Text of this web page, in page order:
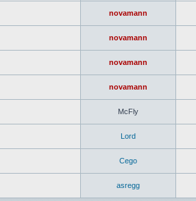
novamann
novamann
novamann
novamann
McFly
Lord
Cego
asregg